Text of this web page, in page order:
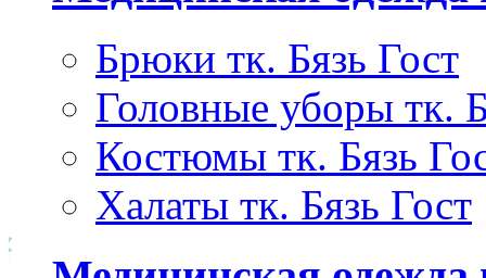
Брюки тк. Бязь Гост
Головные уборы тк.
Костюмы тк. Бязь
Халаты тк. Бязь Гост